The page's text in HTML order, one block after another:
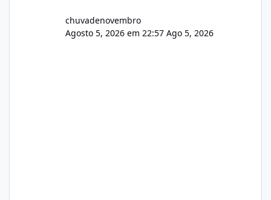
chuvadenovembro
Agosto 5, 2026 em 22:57 Ago 5, 2026